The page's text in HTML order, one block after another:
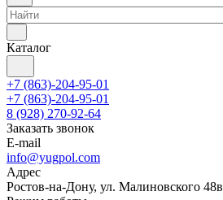
Каталог
+7 (863)-204-95-01
+7 (863)-204-95-01
8 (928) 270-92-64
Заказать звонок
E-mail
info@yugpol.com
Адрес
Ростов-на-Дону, ул. Малиновского 48в